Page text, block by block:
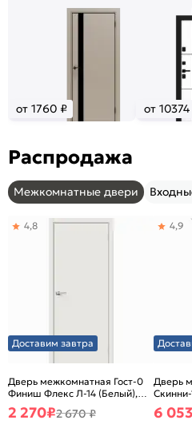
от 1760 ₽ от
Распродажа
Межкомнатные двери
Доставим завтра
Дверь межкомнатная Гост-0
Финиш Флекс Л-14 (Белый),
глухая, каркасно-щитовая
4,8
2 270₽2 670 ₽
Дверь
без
4,9
6 053